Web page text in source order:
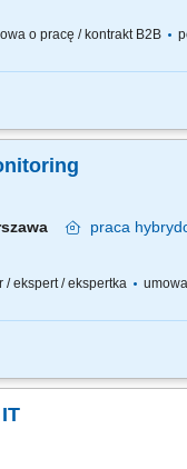
o pracę / kontrakt B2B
B2B; Model pracy:
praca
/ ekspert / ekspertka
i roadmapy dla obszaru